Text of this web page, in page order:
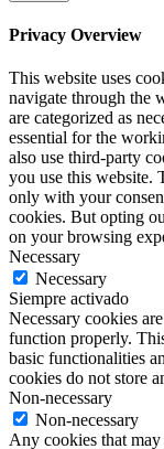
Privacy Overview
This website uses
navigate through the
are categorized as
essential for the
also use third-party
you use this website.
only with your
cookies. But opting
on your browsing
Necessary
Necessary
Siempre activado
Necessary cookies
function properly.
basic functionalities
cookies do not store
Non-necessary
Non-necessary
Any cookies that